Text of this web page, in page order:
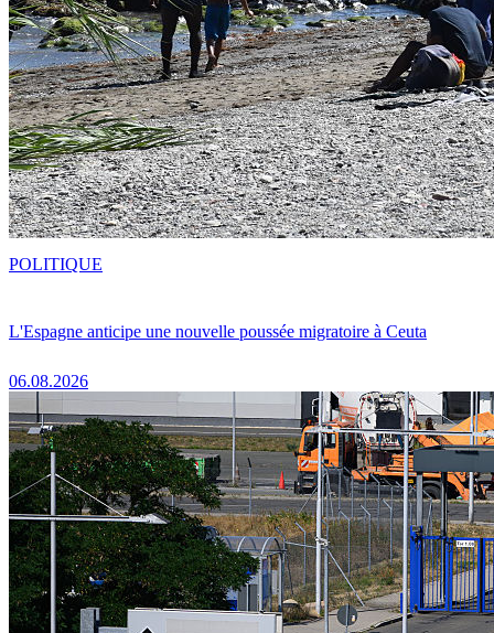
L'Espagne anticipe une nouvelle poussée migratoire à Ceuta
06.08.2026
POLITIQUE